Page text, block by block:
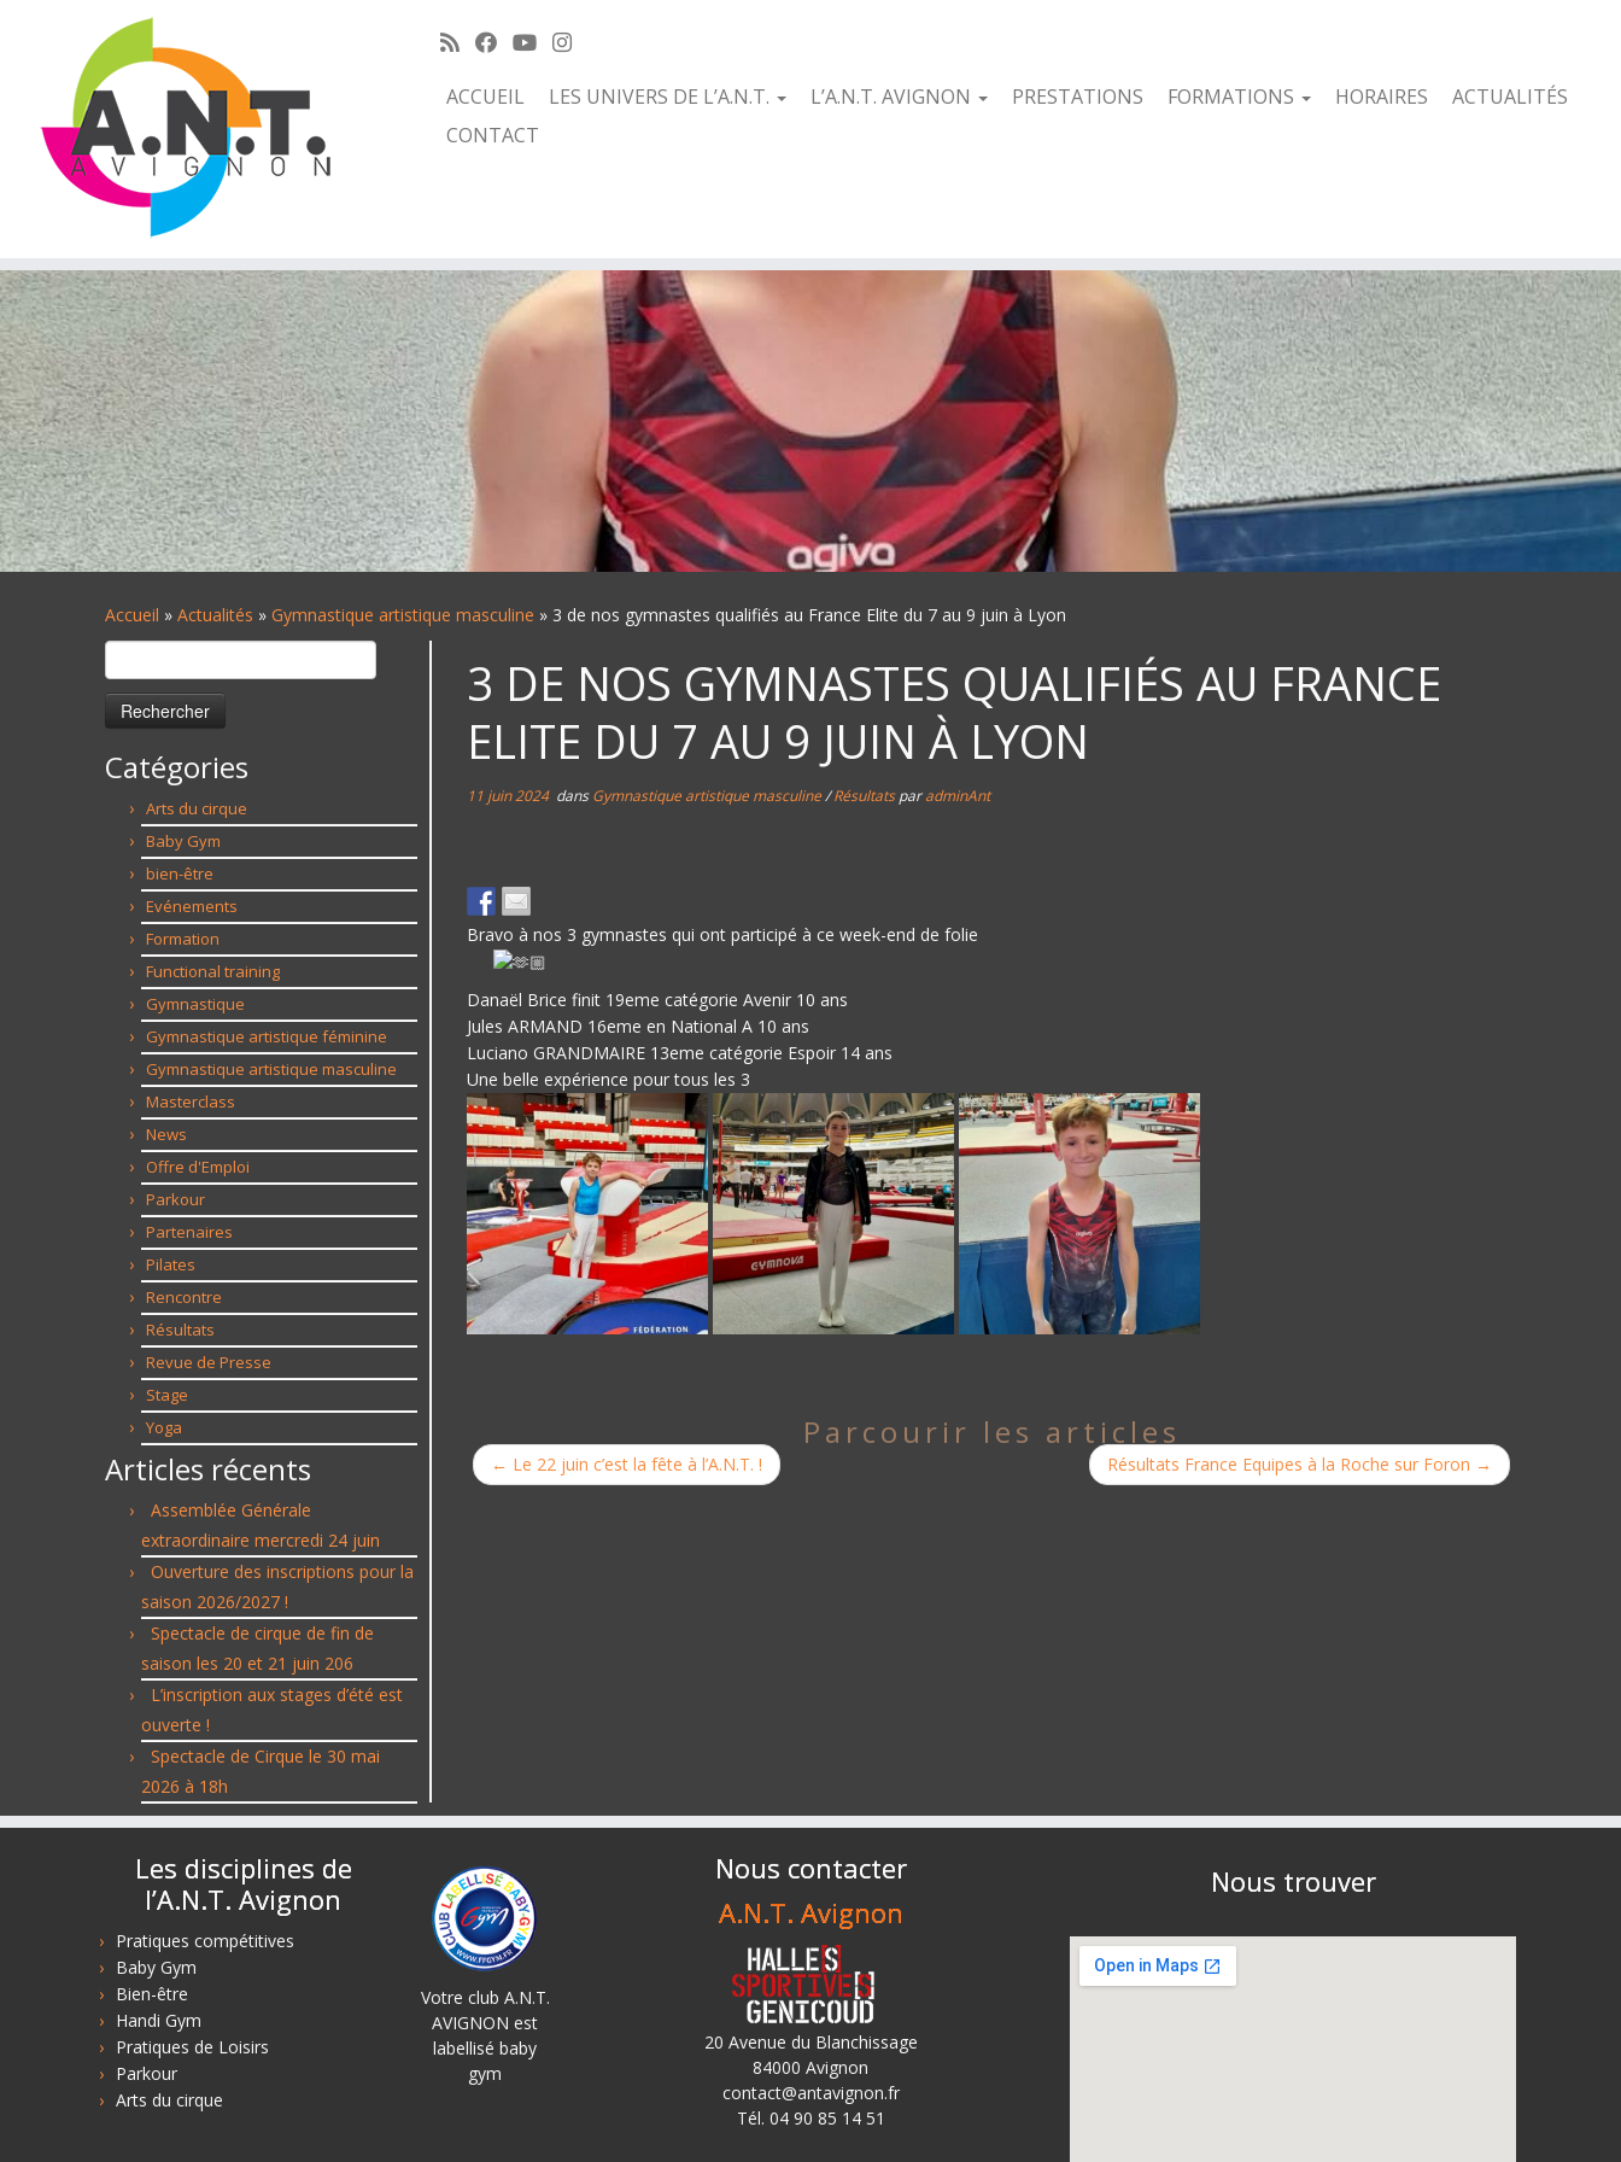
Passer
au
contenu
ACCUEIL LES UNIVERS DE L’A.N.T. L’A.N.T. AVIGNON PRESTATIONS FORMATIONS HORAIRES
ACTUALITÉS
CONTACT
Accueil » Actualités » Gymnastique artistique masculine » 3 de nos gymnastes qualifiés au France Elite du 7 au 9 juin à Lyon
Rechercher :
Catégories
Arts du cirque
Baby Gym
bien-être
Evénements
Formation
Functional training
Gymnastique
Gymnastique artistique féminine
Gymnastique artistique masculine
Masterclass
News
Offre d'Emploi
Parkour
Partenaires
Pilates
Rencontre
Résultats
Revue de Presse
Stage
Yoga
Articles récents
Assemblée Générale
extraordinaire mercredi 24 juin
Ouverture des inscriptions pour la
saison 2026/2027 !
Spectacle de cirque de fin de
saison les 20 et 21 juin 206
L’inscription aux stages d’été est
ouverte !
Spectacle de Cirque le 30 mai
2026 à 18h
3 DE NOS GYMNASTES QUALIFIÉS AU FRANCE
ELITE DU 7 AU 9 JUIN À LYON
11 juin 2024dansGymnastique artistique masculine/RésultatsparadminAnt
Bravo à nos 3 gymnastes qui ont participé à ce week-end de folie
Danaël Brice finit 19eme catégorie Avenir 10 ans
Jules ARMAND 16eme en National A 10 ans
Luciano GRANDMAIRE 13eme catégorie Espoir 14 ans
Une belle expérience pour tous les 3
Parcourir les articles
← Le 22 juin c’est la fête à l’A.N.T. ! Résultats France Equipes à la Roche sur Foron →
Les disciplines de
l’A.N.T. Avignon
Pratiques compétitives
Baby Gym
Bien-être
Handi Gym
Pratiques de Loisirs
Parkour
Arts du cirque
Votre club A.N.T.
AVIGNON est
labellisé baby
gym
Nous contacter
A.N.T. Avignon
20 Avenue du Blanchissage
84000 Avignon
contact@antavignon.fr
Tél. 04 90 85 14 51
Nous trouver